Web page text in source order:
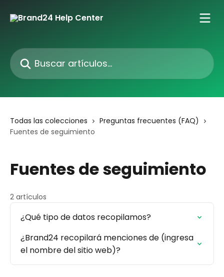
Buscar artículos...
Todas las colecciones
Preguntas frecuentes (FAQ)
Fuentes de seguimiento
Fuentes de seguimiento
2 artículos
¿Qué tipo de datos recopilamos?
¿Brand24 recopilará menciones de (ingresa
el nombre del sitio web)?